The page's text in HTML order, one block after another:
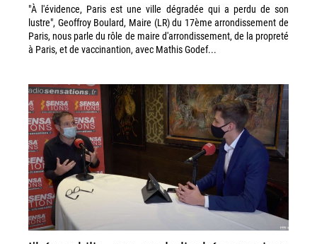
"À l'évidence, Paris est une ville dégradée qui a perdu de son
lustre", Geoffroy Boulard, Maire (LR) du 17ème arrondissement de
Paris, nous parle du rôle de maire d'arrondissement, de la propreté
à Paris, et de vaccinantion, avec Mathis Godef...